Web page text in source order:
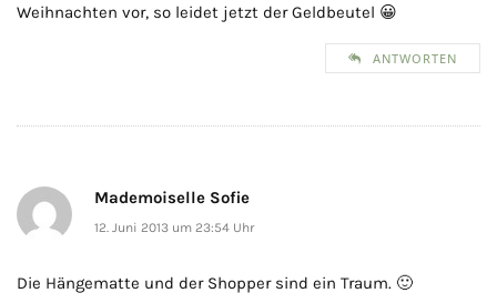
Weihnachten vor, so leidet jetzt der Geldbeutel 😀
ANTWORTEN
Mademoiselle Sofie
12. Juni 2013 um 23:54 Uhr
Die Hängematte und der Shopper sind ein Traum. 🙂